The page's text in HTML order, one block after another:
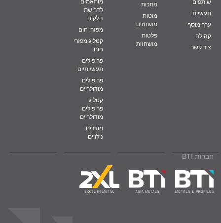
שותפים
תעשיות
ערך מוסף
קהילה
צור קשר
מתכות
מוטות
מושחזים
פלטות
מושחזות
מותאמים
לדרישת
הלקוח
מפזרי חום
קטלוג מפזרי
חום
פרופילים
תעשייתיים
פרופילים
מודולריים
קטלוג
פרופילים
מודולריים
מוצרים
נילווים
חברות BTI